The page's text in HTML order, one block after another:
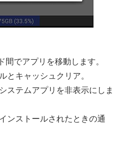
でアプリを移動します。
とキャッシュクリア。
ステムアプリを非表示にしま
ンストールされたときの通